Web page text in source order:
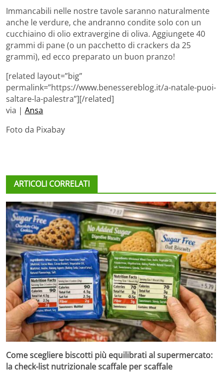
Immancabili nelle nostre tavole saranno naturalmente
anche le verdure, che andranno condite solo con un
cucchiaino di olio extravergine di oliva. Aggiungete 40
grammi di pane (o un pacchetto di crackers da 25
grammi), ed ecco preparato un buon pranzo!
[related layout=”big”
permalink=”https://www.benessereblog.it/a-natale-puoi-
saltare-la-palestra”][/related]
via | Ansa
Foto da Pixabay
ARTICOLI CORRELATI
Come scegliere biscotti più equilibrati al supermercato:
la check-list nutrizionale scaffale per scaffale